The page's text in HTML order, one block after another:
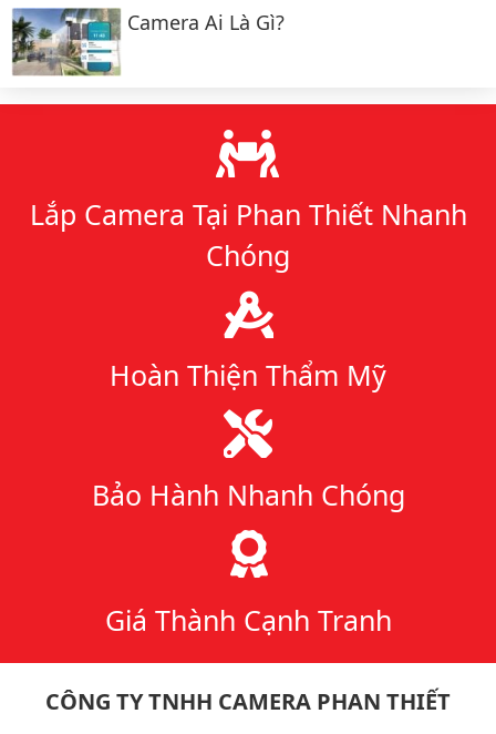
Camera Ai Là Gì?
Lý do chọn chúng tôi
Lắp Camera Tại Phan Thiết Nhanh
Chóng
Hoàn Thiện Thẩm Mỹ
Bảo Hành Nhanh Chóng
Giá Thành Cạnh Tranh
CÔNG TY TNHH CAMERA PHAN THIẾT